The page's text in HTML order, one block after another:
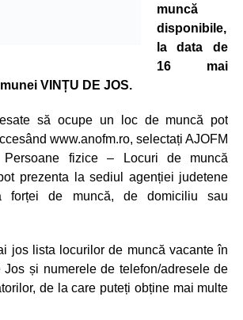
muncă
disponibile,
la data de
16 mai
VINȚU DE JOS.
să ocupe un loc de muncă pot
www.anofm.ro, selectați AJOFM
Persoane fizice – Locuri de muncă
prezenta la sediul agenției judetene
forței de muncă, de domiciliu sau
jos lista locurilor de muncă vacante în
Jos și numerele de telefon/adresele de
de la care puteți obține mai multe